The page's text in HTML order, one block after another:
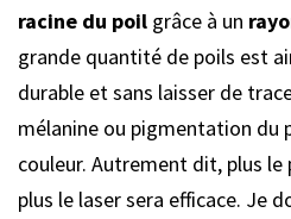
racine du poil grâce à un
grande quantité de poils est
durable et sans laisser de
mélanine ou pigmentation du
couleur. Autrement dit, plus
plus le laser sera efficace. Je